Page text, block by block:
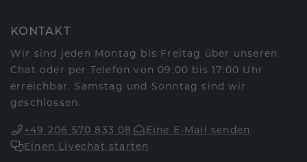
KONTAKT
Wir sind jeden Montag bis Freitag über unseren
Chat oder per Telefon von 09:00 bis 17:00 Uhr
erreichbar. Samstag und Sonntag sind wir
geschlossen.
+49 206 570 833 08
Eine E-Mail senden
Einen Livechat starten